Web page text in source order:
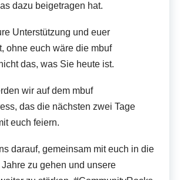
dazu beigetragen hat.
Unterstützung und euer
ohne euch wäre die mbuf
das, was Sie heute ist.
wir auf dem mbuf
das die nächsten zwei Tage
euch feiern.
darauf, gemeinsam mit euch in die
zu gehen und unsere